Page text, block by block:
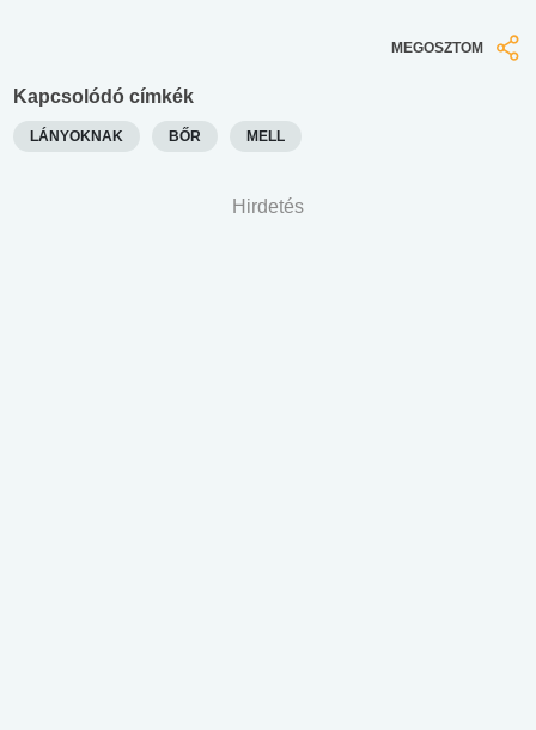
MEGOSZTOM
Kapcsolódó címkék
LÁNYOKNAK BŐR MELL
Hirdetés